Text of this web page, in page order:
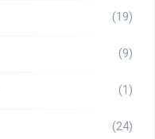
(19)
(9)
(1)
(24)